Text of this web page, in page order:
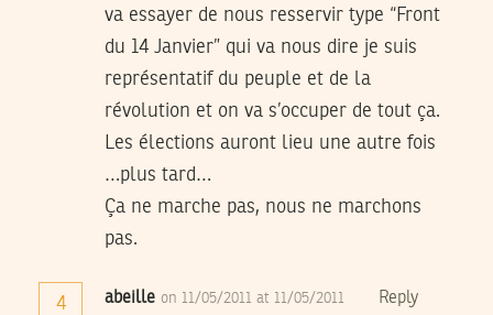
va essayer de nous resservir type “Front
du 14 Janvier” qui va nous dire je suis
représentatif du peuple et de la
révolution et on va s’occuper de tout ça.
Les élections auront lieu une autre fois
…plus tard…
Ça ne marche pas, nous ne marchons
pas.
4 abeille on 11/05/2011 at 11/05/2011 Reply